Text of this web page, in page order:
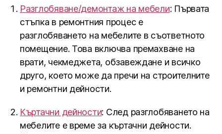
Разглобяване/демонтаж на мебели: Първата
стъпка в ремонтния процес е
разглобяването на мебелите в съответното
помещение. Това включва премахване на
врати, чекмеджета, обзавеждане и всичко
друго, което може да пречи на строителните
и ремонтни дейности.
Къртачни дейности: След разглобяването на
мебелите е време за къртачни дейности.